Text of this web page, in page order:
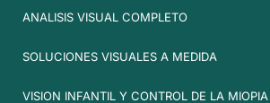
ANALISIS VISUAL COMPLETO
SOLUCIONES VISUALES A MEDIDA
VISION INFANTIL Y CONTROL DE LA MIOPIA